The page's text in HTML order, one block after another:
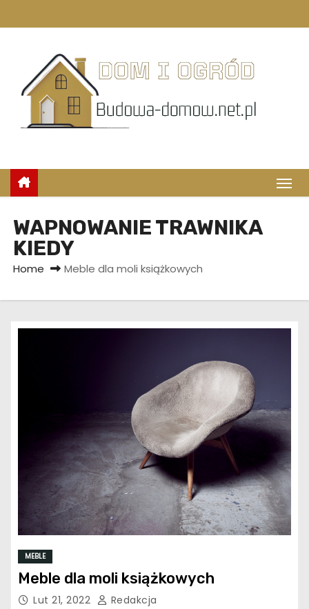
k
e
WAPNOWANIE TRAWNIKA
KIEDY
Home Meble dla moli książkowych
MEBLE
Meble dla moli książkowych
Lut 21, 2022 Redakcja